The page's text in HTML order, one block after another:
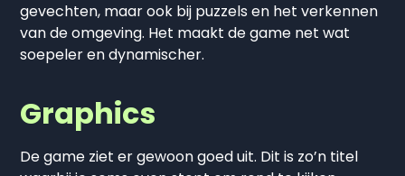
gevechten, maar ook bij puzzels en het verkennen
van de omgeving. Het maakt de game net wat
soepeler en dynamischer.
Graphics
De game ziet er gewoon goed uit. Dit is zo’n titel